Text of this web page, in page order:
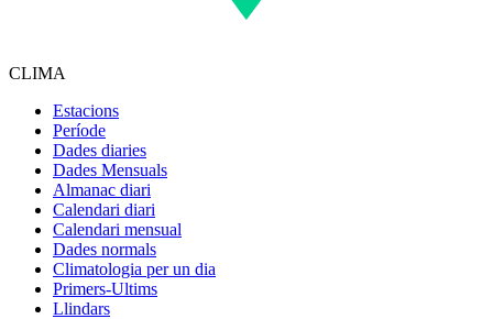
CLIMA
Estacions
Període
Dades diaries
Dades Mensuals
Almanac diari
Calendari diari
Calendari mensual
Dades normals
Climatologia per un dia
Primers-Ultims
Llindars